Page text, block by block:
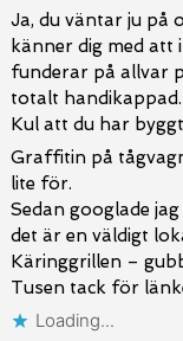
Ja, du väntar ju på
känner dig med att
funderar på allvar
totalt
Kul att du har
Graffitin på
lite för.
Sedan googlade
det är en väldigt
Käringgrillen –
Tusen tack för
Loading...